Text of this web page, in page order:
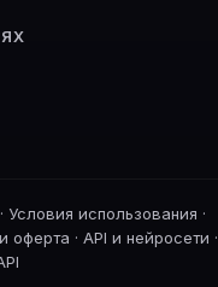
Условия использования ·
оферта · API и нейросети ·